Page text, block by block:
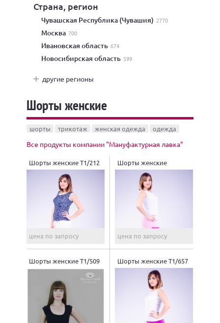
Страна, регион
Чувашская Республика (Чувашия) 2770
Москва 700
Ивановская область 674
Новосибирская область 599
другие регионы
Шорты женские
шорты трикотаж женская одежда одежда
Все продукты компании "Мануфактурная лавка"
Шорты женские Т1/212
цена по запросу
Шорты женские
Т1/219б
цена по запросу
Шорты женские Т1/509 Шорты женские Т1/657